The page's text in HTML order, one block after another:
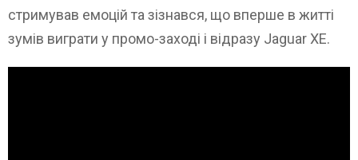
стримував емоцій та зізнався, що вперше в житті
зумів виграти у промо-заході і відразу Jaguar XE.